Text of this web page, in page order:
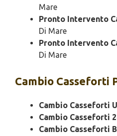
Mare
Pronto Intervento
Di Mare
Pronto Intervento
Di Mare
Cambio Casseforti
Cambio Casseforti
Cambio Casseforti
Cambio Casseforti